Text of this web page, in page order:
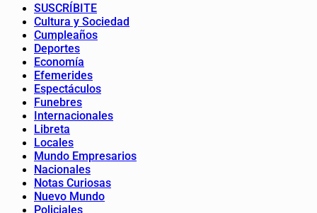
SUSCRÍBITE
Cultura y Sociedad
Cumpleaños
Deportes
Economía
Efemerides
Espectáculos
Funebres
Internacionales
Libreta
Locales
Mundo Empresarios
Nacionales
Notas Curiosas
Nuevo Mundo
Policiales